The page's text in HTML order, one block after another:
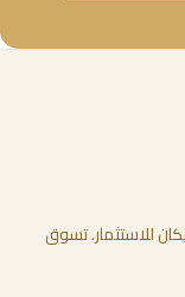
للاستثمار. تسوق